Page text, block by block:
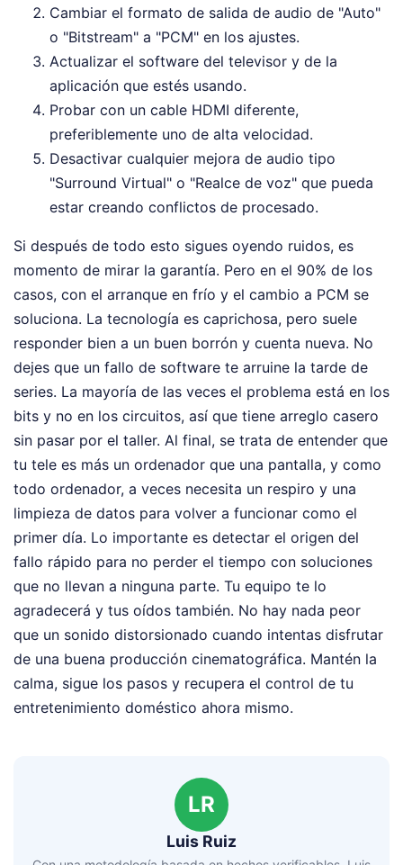
Cambiar el formato de salida de audio de "Auto"
o "Bitstream" a "PCM" en los ajustes.
Actualizar el software del televisor y de la
aplicación que estés usando.
Probar con un cable HDMI diferente,
preferiblemente uno de alta velocidad.
Desactivar cualquier mejora de audio tipo
"Surround Virtual" o "Realce de voz" que pueda
estar creando conflictos de procesado.
Si después de todo esto sigues oyendo ruidos, es
momento de mirar la garantía. Pero en el 90% de los
casos, con el arranque en frío y el cambio a PCM se
soluciona. La tecnología es caprichosa, pero suele
responder bien a un buen borrón y cuenta nueva. No
dejes que un fallo de software te arruine la tarde de
series. La mayoría de las veces el problema está en los
bits y no en los circuitos, así que tiene arreglo casero
sin pasar por el taller. Al final, se trata de entender que
tu tele es más un ordenador que una pantalla, y como
todo ordenador, a veces necesita un respiro y una
limpieza de datos para volver a funcionar como el
primer día. Lo importante es detectar el origen del
fallo rápido para no perder el tiempo con soluciones
que no llevan a ninguna parte. Tu equipo te lo
agradecerá y tus oídos también. No hay nada peor
que un sonido distorsionado cuando intentas disfrutar
de una buena producción cinematográfica. Mantén la
calma, sigue los pasos y recupera el control de tu
entretenimiento doméstico ahora mismo.
LR
Luis Ruiz